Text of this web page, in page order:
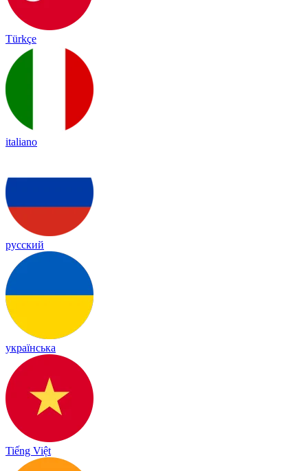
Türkçe
italiano
русский
українська
Tiếng Việt